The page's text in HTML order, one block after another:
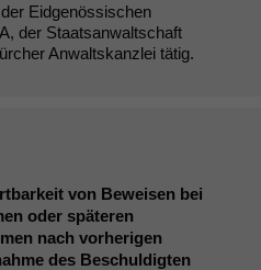
Eidgenössischen
der Staatsanwaltschaft
Anwaltskanzlei tätig.
von Beweisen bei
oder späteren
nach vorherigen
des Beschuldigten
Notwendige
Cookies
Diese
Website
korrekt
angezeigt
werden kann.